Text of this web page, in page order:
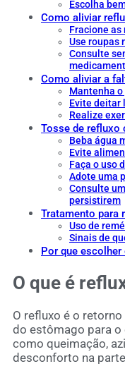
Escolha
Como aliviar
Fracione as
Use roupas
Consulte
Como aliviar a
Mantenha
Evite deitar
Realize
Tosse de refluxo
Beba água
Evite
Faça o uso
Adote uma
Consulte
persistirem
Tratamento para
Uso de
Sinais de
Por que escolher
O que é
O refluxo é o
do estômago para
como queimação,
desconforto na